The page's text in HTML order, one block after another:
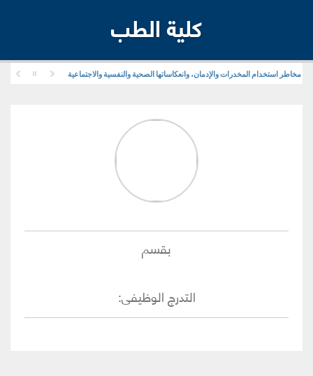
كلية الطب
مخاطر استخدام المخدرات والإدمان، وانعكاساتها الصحية والنفسية والاجتماعية
بقسم
التدرج الوظيفى: